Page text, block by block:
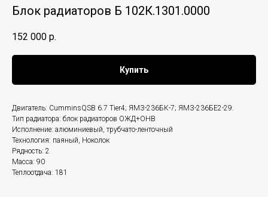
Блок радиаторов Б 102К.1301.0000
152 000 р.
Купить
Двигатель: CumminsQSB 6.7 Tier4; ЯМЗ-236БК-7; ЯМЗ-236БЕ2-29.
Тип радиатора: блок радиаторов ОЖД+ОНВ
Исполнение: алюминиевый, трубчато-ленточный
Технология: паяный, Ноколок
Рядность: 2
Масса: 90
Теплоотдача: 181